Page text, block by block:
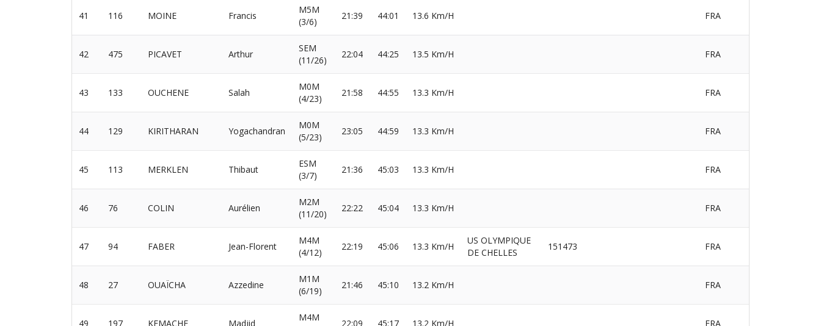
41 116 MOINE Francis
M5M
(3/6)
21:39 44:01 13.6 Km/H FRA
42 475 PICAVET Arthur
SEM
(11/26)
22:04 44:25 13.5 Km/H FRA
43 133 OUCHENE Salah
M0M
(4/23)
21:58 44:55 13.3 Km/H FRA
44 129 KIRITHARAN Yogachandran
M0M
(5/23)
23:05 44:59 13.3 Km/H FRA
45 113 MERKLEN Thibaut
ESM
(3/7)
21:36 45:03 13.3 Km/H FRA
46 76 COLIN Aurélien
M2M
(11/20)
22:22 45:04 13.3 Km/H FRA
47 94 FABER Jean-Florent
M4M
(4/12)
22:19 45:06 13.3 Km/H
US OLYMPIQUE
DE CHELLES
151473 FRA
48 27 OUAÏCHA Azzedine
M1M
(6/19)
21:46 45:10 13.2 Km/H FRA
49 197 KEMACHE Madjid
M4M
22:09 45:17 13.2 Km/H FRA